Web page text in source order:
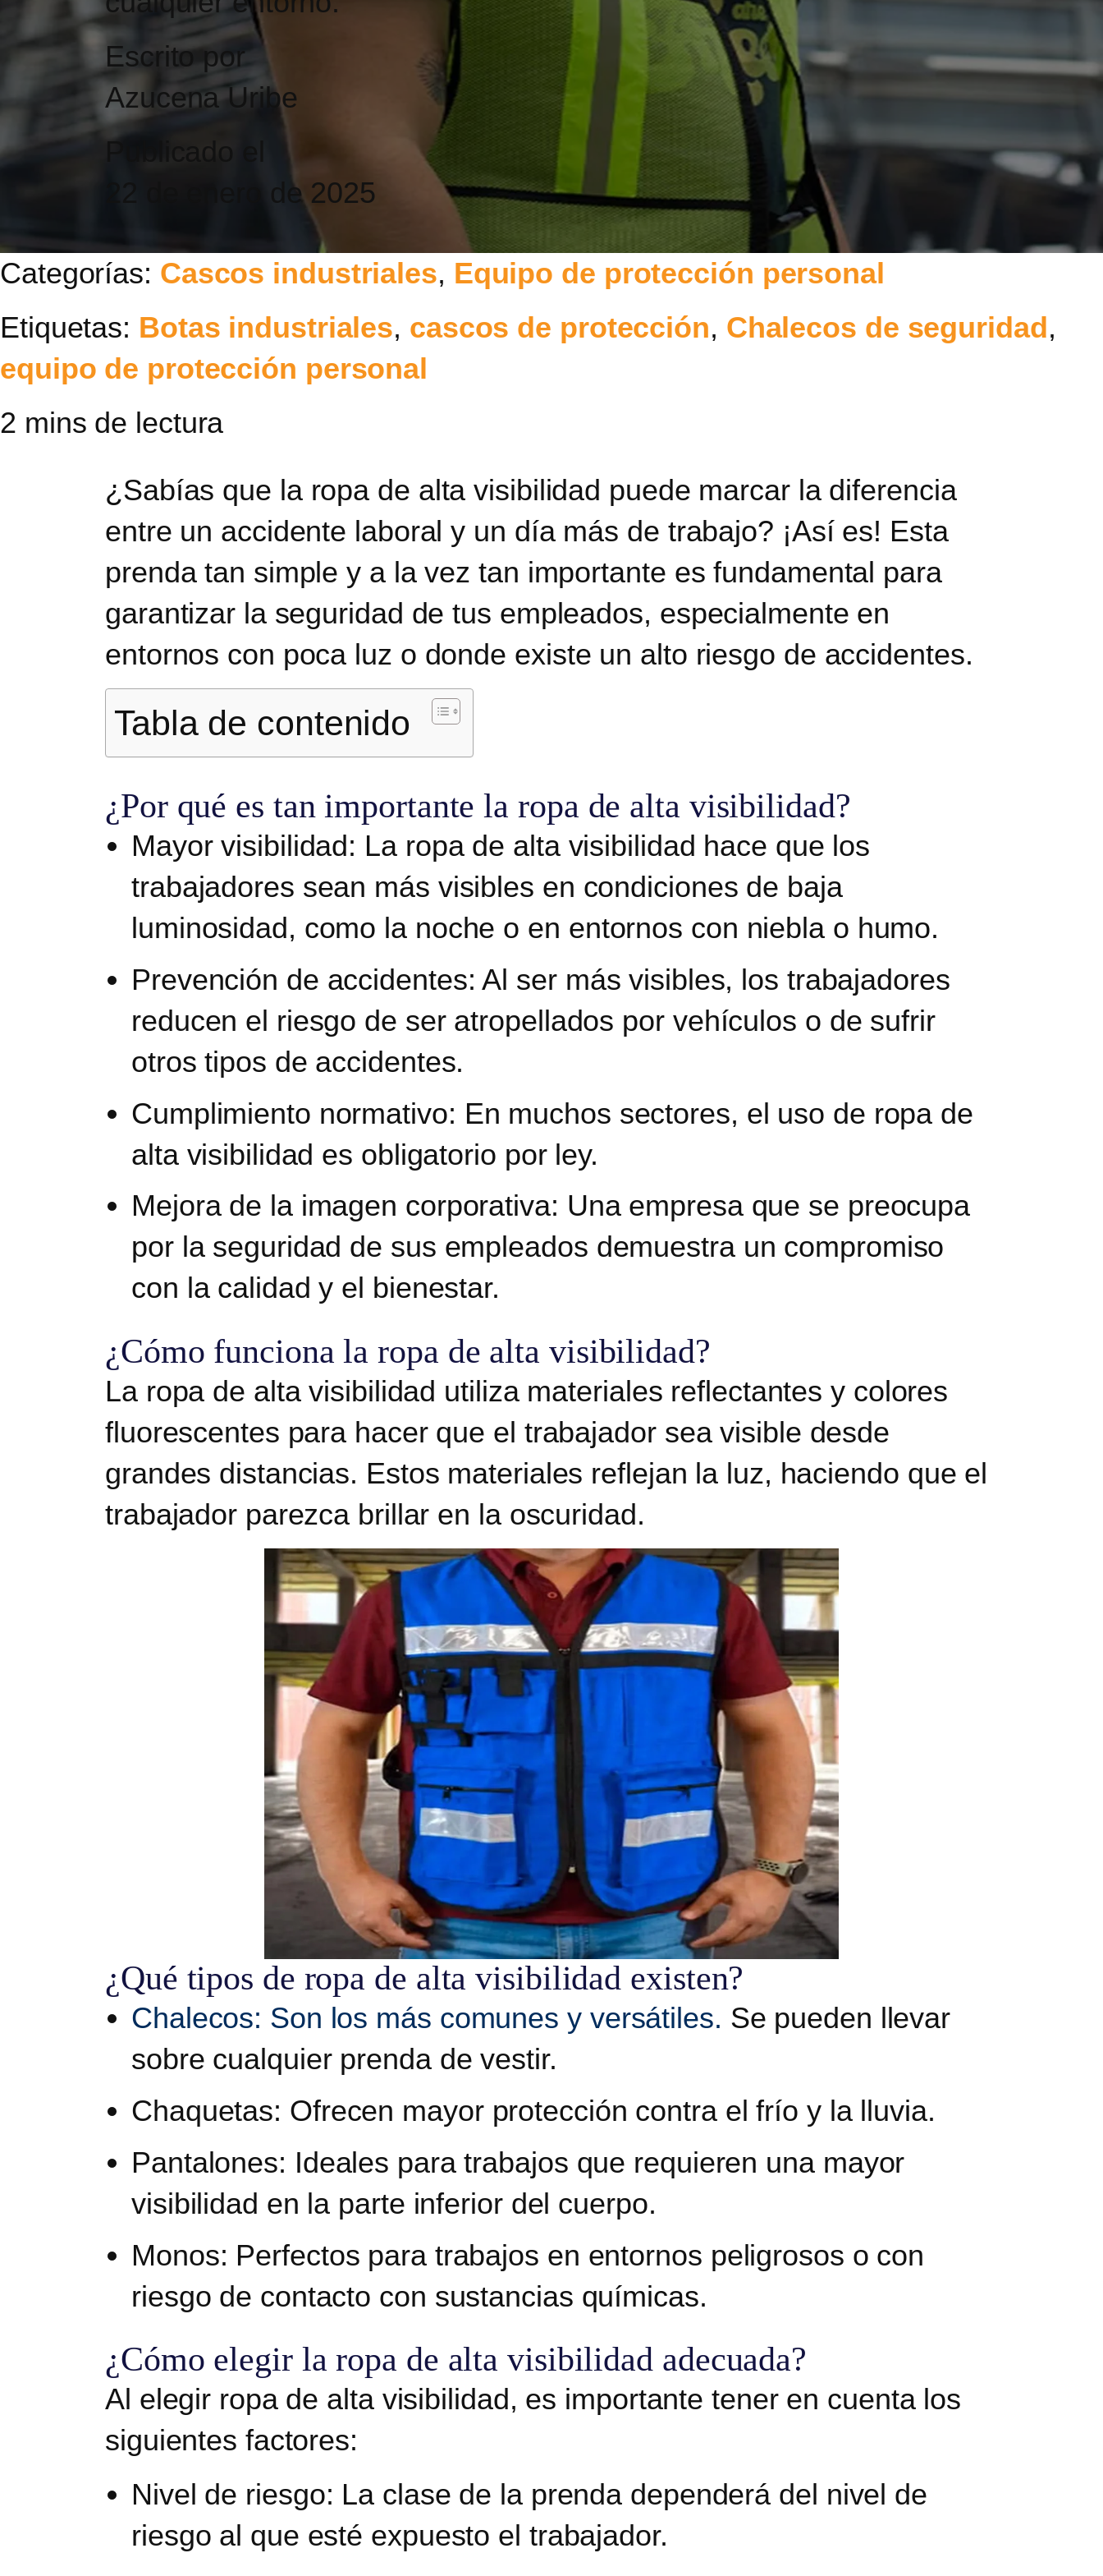
Escrito por
Azucena Uribe
Publicado el
22 de enero de 2025
Categorías: Cascos industriales, Equipo de protección personal
Etiquetas: Botas industriales, cascos de protección, Chalecos de seguridad,
equipo de protección personal
¿Sabías que la ropa de alta visibilidad puede marcar la diferencia
entre un accidente laboral y un día más de trabajo? ¡Así es! Esta
prenda tan simple y a la vez tan importante es fundamental para
garantizar la seguridad de tus empleados, especialmente en
entornos con poca luz o donde existe un alto riesgo de accidentes.
Tabla de contenido
¿Por qué es tan importante la ropa de alta visibilidad?
Mayor visibilidad: La ropa de alta visibilidad hace que los
trabajadores sean más visibles en condiciones de baja
luminosidad, como la noche o en entornos con niebla o humo.
Prevención de accidentes: Al ser más visibles, los trabajadores
reducen el riesgo de ser atropellados por vehículos o de sufrir
otros tipos de accidentes.
Cumplimiento normativo: En muchos sectores, el uso de ropa de
alta visibilidad es obligatorio por ley.
Mejora de la imagen corporativa: Una empresa que se preocupa
por la seguridad de sus empleados demuestra un compromiso
con la calidad y el bienestar.
¿Cómo funciona la ropa de alta visibilidad?
La ropa de alta visibilidad utiliza materiales reflectantes y colores
fluorescentes para hacer que el trabajador sea visible desde
grandes distancias. Estos materiales reflejan la luz, haciendo que el
trabajador parezca brillar en la oscuridad.
¿Qué tipos de ropa de alta visibilidad existen?
Chalecos: Son los más comunes y versátiles. Se pueden llevar
sobre cualquier prenda de vestir.
Chaquetas: Ofrecen mayor protección contra el frío y la lluvia.
Pantalones: Ideales para trabajos que requieren una mayor
visibilidad en la parte inferior del cuerpo.
Monos: Perfectos para trabajos en entornos peligrosos o con
riesgo de contacto con sustancias químicas.
¿Cómo elegir la ropa de alta visibilidad adecuada?
Al elegir ropa de alta visibilidad, es importante tener en cuenta los
siguientes factores:
Nivel de riesgo: La clase de la prenda dependerá del nivel de
riesgo al que esté expuesto el trabajador.